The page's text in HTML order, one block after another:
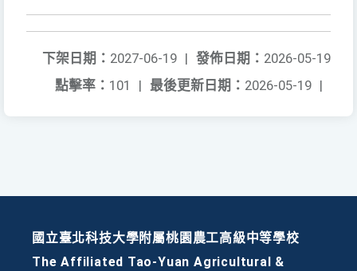
發佈日期： 2026-05-19
下架日期： 2027-06-19 |
最後更新日期： 2026-05-19 |
點擊率： 101 |
國立臺北科技大學附屬桃園農工高級中等學校
The Affiliated Tao-Yuan Agricultural &